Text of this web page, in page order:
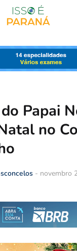
Papai
no
- novembro